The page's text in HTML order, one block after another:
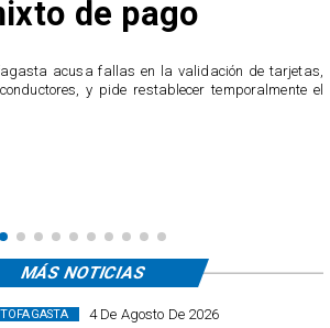
de pago
acusa fallas en la validación de tarjetas,
y pide restablecer temporalmente el
4 De Agosto De 2026
MÁS NOTICIAS